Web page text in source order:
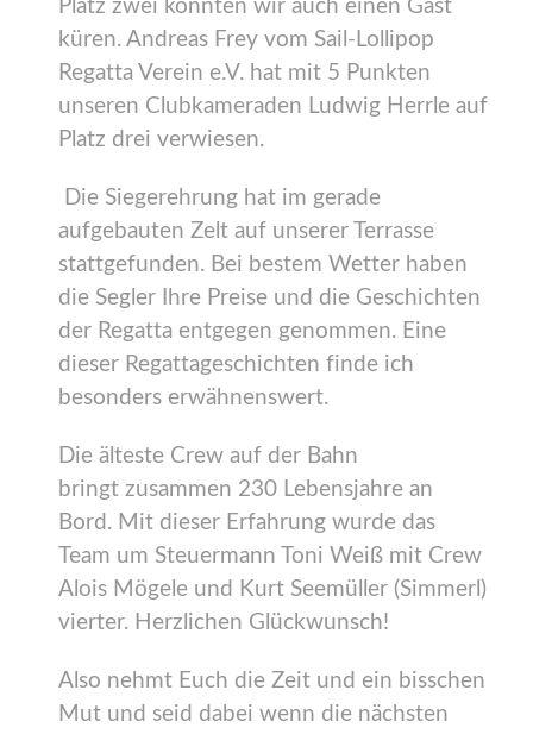
Platz zwei konnten wir auch einen Gast
küren. Andreas Frey vom Sail-Lollipop
Regatta Verein e.V. hat mit 5 Punkten
unseren Clubkameraden Ludwig Herrle auf
Platz drei verwiesen.
Die Siegerehrung hat im gerade
aufgebauten Zelt auf unserer Terrasse
stattgefunden. Bei bestem Wetter haben
die Segler Ihre Preise und die Geschichten
der Regatta entgegen genommen. Eine
dieser Regattageschichten finde ich
besonders erwähnenswert.
Die älteste Crew auf der Bahn
bringt zusammen 230 Lebensjahre an
Bord. Mit dieser Erfahrung wurde das
Team um Steuermann Toni Weiß mit Crew
Alois Mögele und Kurt Seemüller (Simmerl)
vierter. Herzlichen Glückwunsch!
Also nehmt Euch die Zeit und ein bisschen
Mut und seid dabei wenn die nächsten